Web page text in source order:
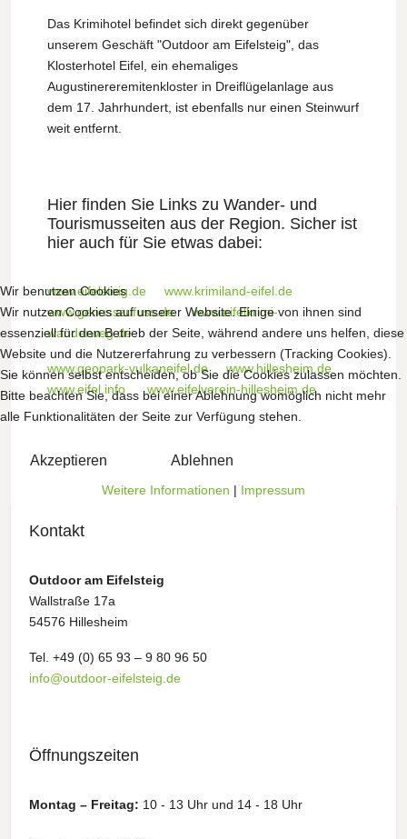
Das Krimihotel befindet sich direkt gegenüber
unserem Geschäft "Outdoor am Eifelsteig", das
Klosterhotel Eifel, ein ehemaliges
Augustinereremitenkloster in Dreiflügelanlage aus
dem 17. Jahrhundert, ist ebenfalls nur einen Steinwurf
weit entfernt.
Hier finden Sie Links zu Wander- und
Tourismusseiten aus der Region. Sicher ist
hier auch für Sie etwas dabei:
www.eifelsteig.de
www.krimiland-eifel.de
www.genusszufuss.de
www.eifelkrimi-
wanderweg.de
www.geopark-vulkaneifel.de www.hillesheim.de
www.eifel.info
www.eifelverein-hillesheim.de
Kontakt
Outdoor am Eifelsteig
Wallstraße 17a
54576 Hillesheim
Tel. +49 (0) 65 93 – 9 80 96 50
info@outdoor-eifelsteig.de
Öffnungszeiten
Montag – Freitag: 10 - 13 Uhr und 14 - 18 Uhr
Wir benutzen Cookies
Wir nutzen Cookies auf unserer Website. Einige von ihnen sind
essenziell für den Betrieb der Seite, während andere uns helfen, diese
Website und die Nutzererfahrung zu verbessern (Tracking Cookies).
Sie können selbst entscheiden, ob Sie die Cookies zulassen möchten.
Bitte beachten Sie, dass bei einer Ablehnung womöglich nicht mehr
alle Funktionalitäten der Seite zur Verfügung stehen.
Akzeptieren Ablehnen
Weitere Informationen | Impressum